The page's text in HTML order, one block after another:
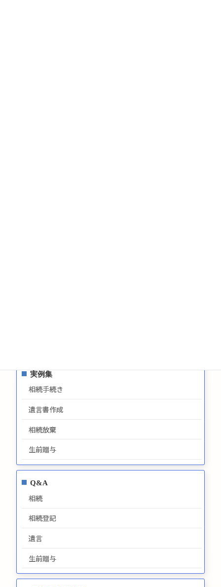
実例集
相続手続き
遺言書作成
相続放棄
生前贈与
Q&A
相続
相続登記
遺言
生前贈与